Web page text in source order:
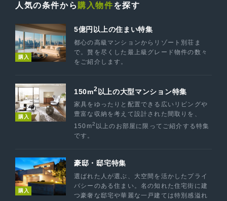
人気の条件から 購入物件を探す
購入
5億円以上の住まい特集
都心の高級マンションからリゾート別荘ま
で。贅を尽くした最上級グレード物件の数々
をご紹介します。
購入
150m2 以上の大型マンション特集
家具をゆったりと配置できる広いリビングや
豊富な収納を考えて設計された間取りを、
150m2 以上のお部屋に限ってご紹介する特集
です。
購入
豪邸・邸宅特集
選ばれた人が選ぶ、大空間を活かしたプライ
バシーのある住まい。名の知れた住宅街に建
つ豪奢な邸宅や華麗な一戸建ては特別感溢れ